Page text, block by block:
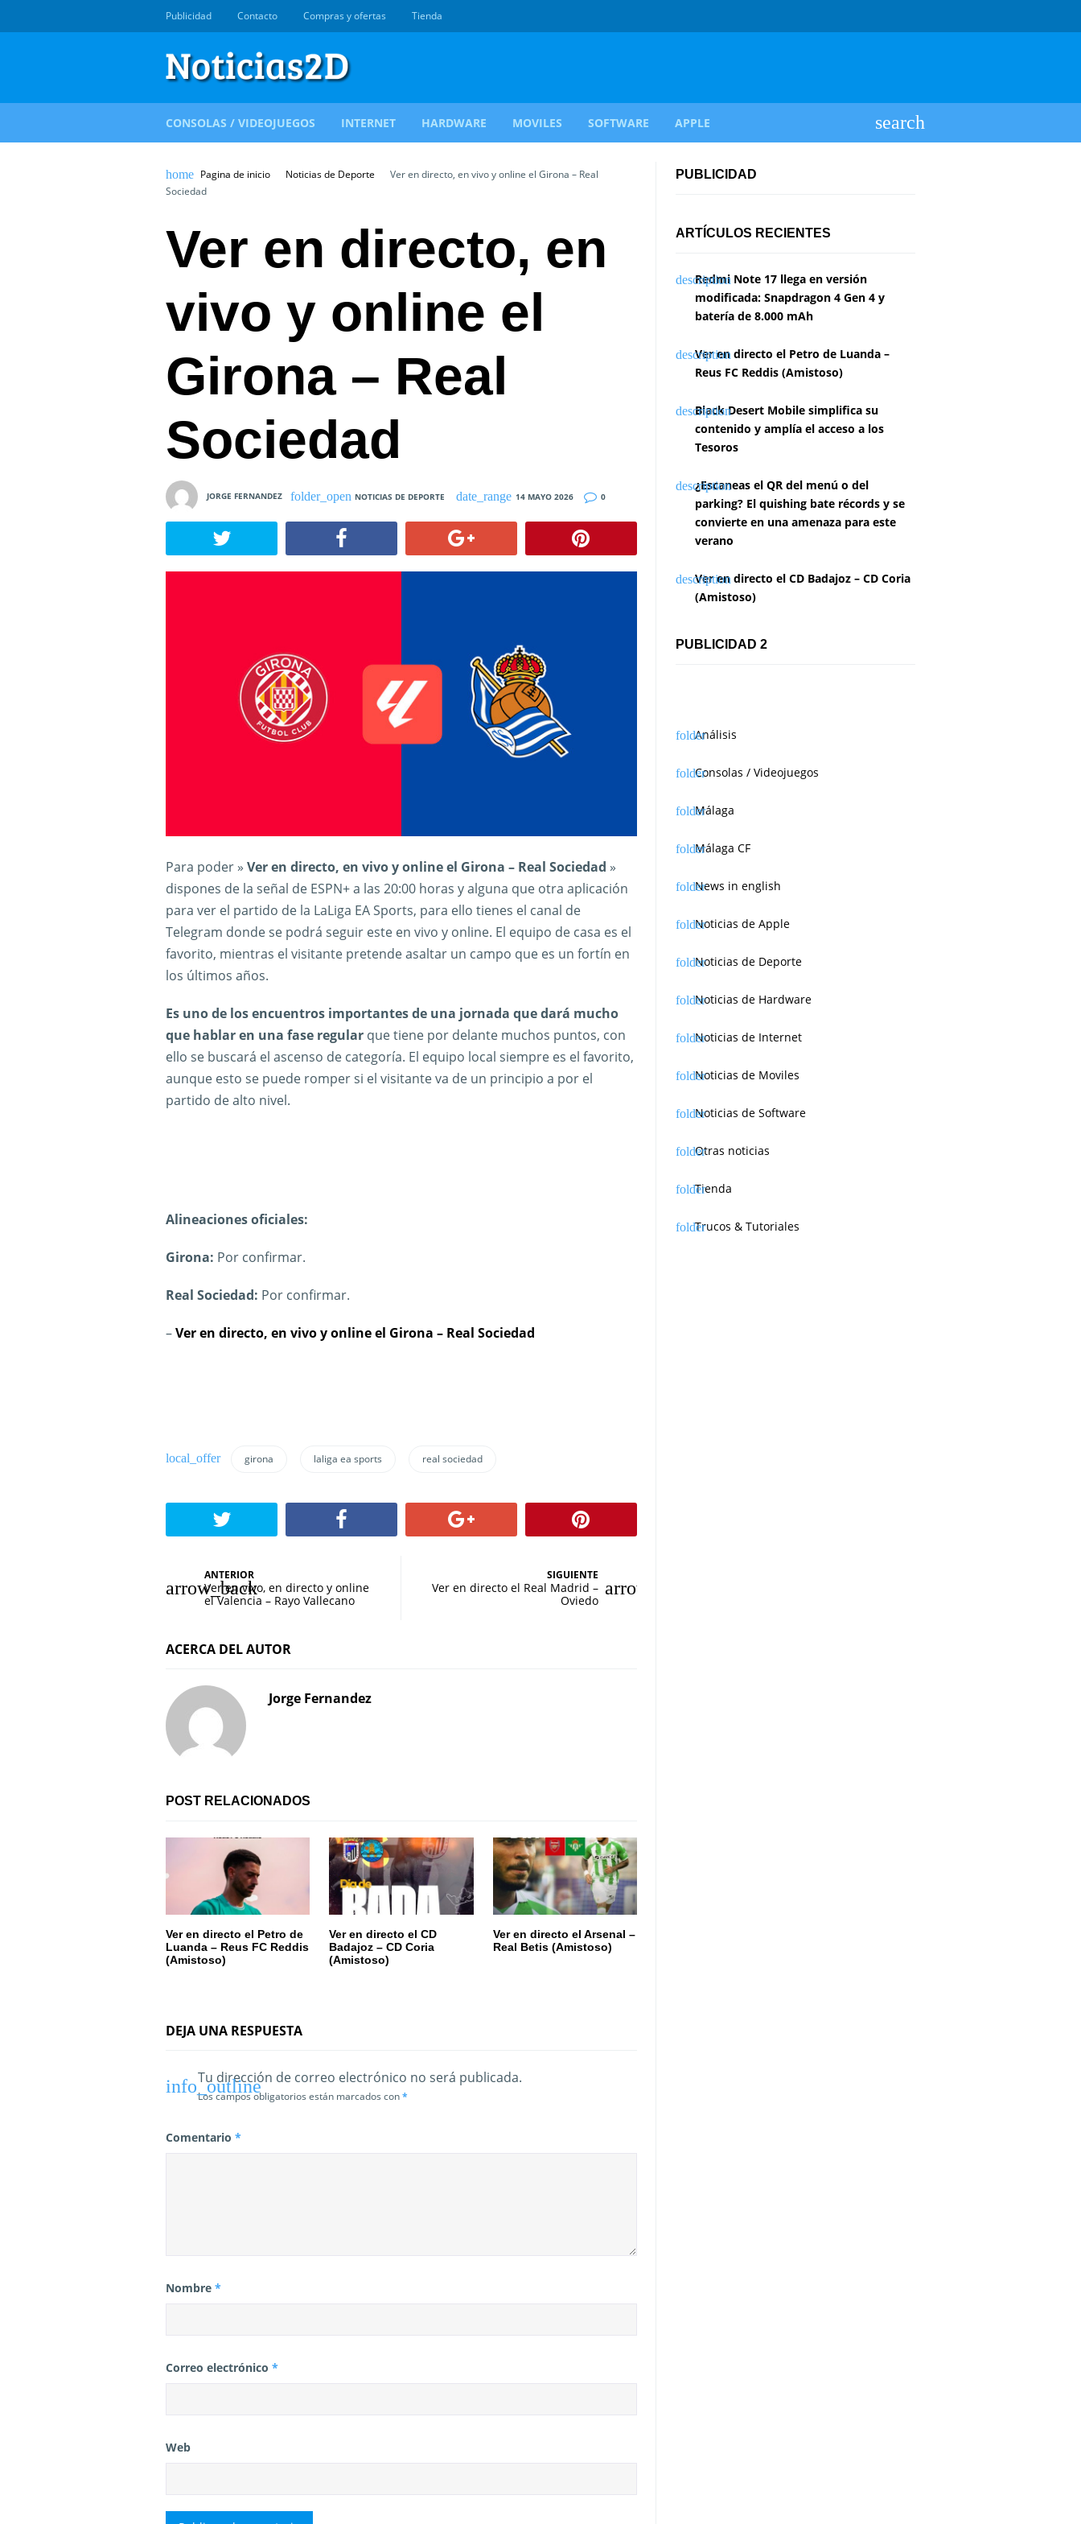
Publicidad Contacto Compras y ofertas Tienda
CONSOLAS / VIDEOJUEGOS INTERNET HARDWARE MOVILES SOFTWARE APPLE
Pagina de inicio Noticias de Deporte
Ver en directo, en vivo y online el Girona – Real
Sociedad
Ver en directo, en
vivo y online el
Girona – Real
Sociedad
JORGE FERNANDEZ NOTICIAS DE DEPORTE 14 MAYO 2026 0
Para poder » Ver en directo, en vivo y online el Girona – Real Sociedad »
dispones de la señal de ESPN+ a las 20:00 horas y alguna que otra aplicación
para ver el partido de la LaLiga EA Sports, para ello tienes el canal de
Telegram donde se podrá seguir este en vivo y online. El equipo de casa es el
favorito, mientras el visitante pretende asaltar un campo que es un fortín en
los últimos años.
Es uno de los encuentros importantes de una jornada que dará mucho
que hablar en una fase regular que tiene por delante muchos puntos, con
ello se buscará el ascenso de categoría. El equipo local siempre es el favorito,
aunque esto se puede romper si el visitante va de un principio a por el
partido de alto nivel.
Alineaciones oficiales:
Girona: Por confirmar.
Real Sociedad: Por confirmar.
–Ver en directo, en vivo y online el Girona – Real Sociedad
girona laliga ea sports real sociedad
a
e
g
a
c
ó
n
d
e
e
n
r
d
s
ANTERIOR
Ver en vivo, en directo y online
el Valencia – Rayo Vallecano
SIGUIENTE
Ver en directo el Real Madrid –
Oviedo
ACERCA DEL AUTOR
Jorge Fernandez
POST RELACIONADOS
Ver en directo el Petro de
Luanda – Reus FC Reddis
(Amistoso)
Ver en directo el CD
Badajoz – CD Coria
(Amistoso)
Ver en directo el Arsenal –
Real Betis (Amistoso)
DEJA UNA RESPUESTA
Tu dirección de correo electrónico no será publicada.
Los campos obligatorios están marcados con*
Comentario *
Nombre *
Correo electrónico *
Web
PUBLICIDAD
ARTÍCULOS RECIENTES
Redmi Note 17 llega en versión
modificada: Snapdragon 4 Gen 4 y
batería de 8.000 mAh
Ver en directo el Petro de Luanda –
Reus FC Reddis (Amistoso)
Black Desert Mobile simplifica su
contenido y amplía el acceso a los
Tesoros
¿Escaneas el QR del menú o del
parking? El quishing bate récords y se
convierte en una amenaza para este
verano
Ver en directo el CD Badajoz – CD Coria
(Amistoso)
PUBLICIDAD 2
Análisis
Consolas / Videojuegos
Málaga
Málaga CF
News in english
Noticias de Apple
Noticias de Deporte
Noticias de Hardware
Noticias de Internet
Noticias de Moviles
Noticias de Software
Otras noticias
Tienda
Trucos & Tutoriales